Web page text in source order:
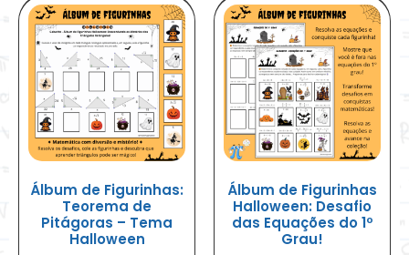
Álbum de Figurinhas:
Teorema de
Pitágoras – Tema
Halloween
Álbum de Figurinhas
Halloween: Desafio
das Equações do 1º
Grau!